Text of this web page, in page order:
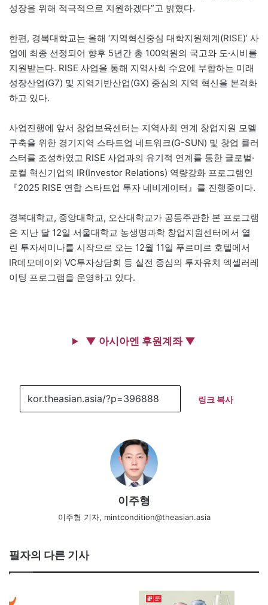
성장을 위해 적극적으로 지원하겠다”고 밝혔다.
한편, 경복대학교는 올해 ‘지역혁신중심 대학지원체계(RISE)’ 사
업에 최종 선정되어 향후 5년간 총 100억원의 국고와 도·시비를
지원받는다. RISE 사업을 통해 지역사회 수요에 부합하는 미래
성장산업(G7) 및 지역기반산업(GX) 중심의 지역 혁신을 본격화
하고 있다.
사업진행에 앞서 창업보육센터는 지역사회 연계 창업지원 모델
구축을 위한 경기지역 스타트업 네트워크(G-SUN) 및 창업 클러
스터를 조성하였고 RISE 사업과의 유기적 연계를 통한 글로벌·
로컬 혁신기업의 IR(Investor Relations) 역량강화 프로그램인
『2025 RISE 연합 스타트업 투자 네비게이터』를 진행중이다.
경복대학교, 중앙대학교, 오산대학교가 공동주관한 본 프로그램
은 지난 달 12일 서울대학교 농생명과학 창업지원센터에서 열
린 투자세미나를 시작으로 오는 12월 11일 푸르미르 호텔에서
IR데모데이와 VC투자상담회 등 실전 중심의 투자유치 엑셀러레
이팅 프로그램을 운영하고 있다.
▼ 아시아엔 후원계좌 ▼
링크 복사
이주형
이주형 기자, mintcondition@theasian.asia
필자의 다른 기사